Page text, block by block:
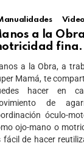
a la
fina.
a la Obra, a
Mamá, te
hacer en
de
óculo-
ojo-mano o
fácil de hacer